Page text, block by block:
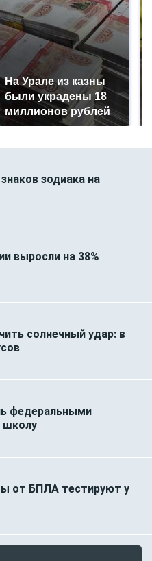
На Урале из казны
были украдены 18
миллионов рублей
зодиака на
выросли на 38%
солнечный удар: в
федеральными
школу
от БПЛА тестируют у